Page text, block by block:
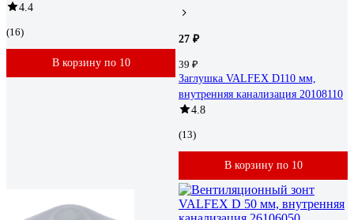
4.4
(16)
В корзину по 10
27 ₽
39 ₽
Заглушка VALFEX D110 мм,
внутренняя канализация 20108110
4.8
(13)
В корзину по 10